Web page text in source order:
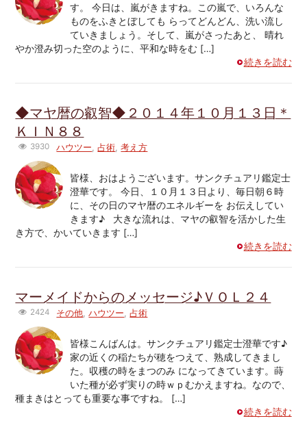
す。 今日は、嵐がきますね。この嵐で、いろんな
ものをふきとぼしても らってどんどん、洗い流し
ていきましょう。そして、嵐がさったあと、 晴れ
やか澄み切った空のように、平和な時をむ […]
続きを読む
◆マヤ暦の叡智◆２０１４年１０月１３日＊
ＫＩＮ８８
3930 ハウツー ,占術 ,考え方
皆様、おはようございます。サンクチュアリ鑑定士
澄華です。 今日、１０月１３日より、毎日朝６時
に、その日のマヤ暦のエネルギーを お伝えしてい
きます♪ 大きな流れは、マヤの叡智を活かした生
き方で、かいていきます […]
続きを読む
マーメイドからのメッセージ♪ＶＯＬ２４
2424 その他 ,ハウツー ,占術
皆様こんばんは。サンクチュアリ鑑定士澄華です♪
家の近くの稲たちが穂をつえて、熟成してきまし
た。収穫の時をまつのみ になってきています。蒔
いた種が必ず実りの時ｗｐむかえますね。なので、
種まきはとっても重要な事ですね。 […]
続きを読む